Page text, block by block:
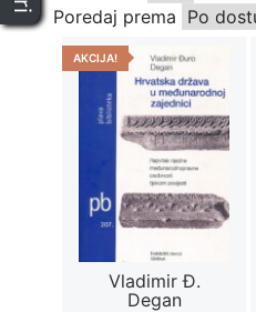
Poredaj prema
AKCIJA!
Vladimir Đ.
Degan